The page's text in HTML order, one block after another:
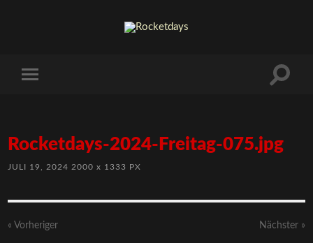
Rocketdays-2024-Freitag-075.jpg
JULI 19, 2024 2000x 1333 PX
« Vorheriger Nächster »